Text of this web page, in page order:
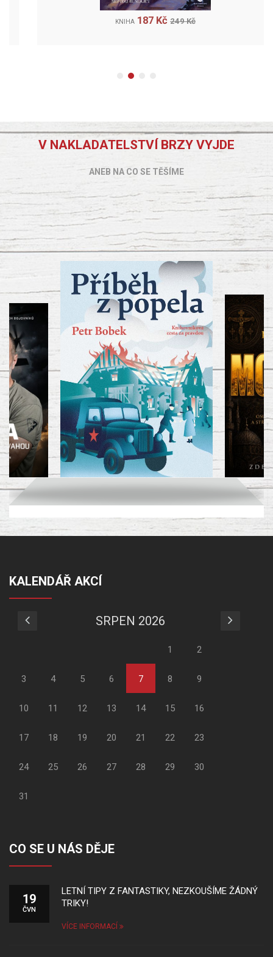
187 Kč 249 Kč
V NAKLADATELSTVÍ BRZY VYJDE
ANEB NA CO SE TĚŠÍME
KALENDÁŘ AKCÍ
SRPEN 2026
1 2
3 4 5 6 7 8 9
10 11 12 13 14 15 16
17 18 19 20 21 22 23
24 25 26 27 28 29 30
31
CO SE U NÁS DĚJE
19
ČVN
LETNÍ TIPY Z FANTASTIKY, NEZKOUŠÍME ŽÁDNÝ
TRIKY!
VÍCE INFORMACÍ